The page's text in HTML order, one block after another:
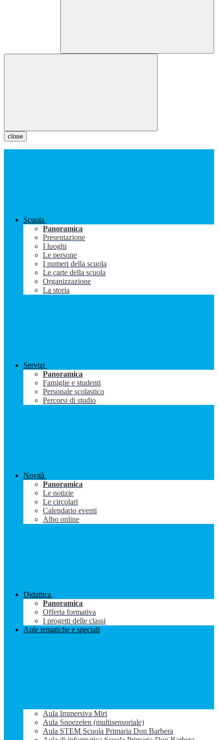
close
Scuola
Panoramica
Presentazione
I luoghi
Le persone
I numeri della scuola
Le carte della scuola
Organizzazione
La storia
Servizi
Panoramica
Famiglie e studenti
Personale scolastico
Percorsi di studio
Novità
Panoramica
Le notizie
Le circolari
Calendario eventi
Albo online
Didattica
Panoramica
Offerta formativa
I progetti delle classi
Aule tematiche e speciali
Aula Immersiva Miri
Aula Snoezelen (multisensoriale)
Aula STEM Scuola Primaria Don Barbera